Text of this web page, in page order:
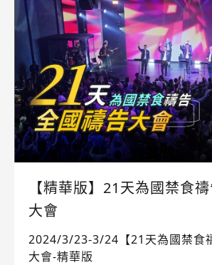
【精華版】21天為國禁食
大會
2024/3/23-3/24【21天為國禁食
大會-精華版